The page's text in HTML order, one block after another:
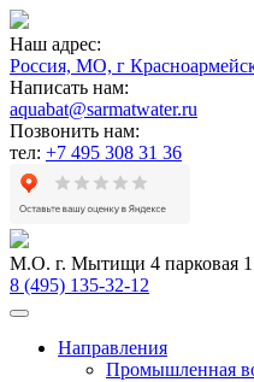
Наш адрес:
Россия, МО, г
Написать нам:
aquabat@sarmatwater.ru
Позвонить нам:
тел: +7 495 308 31 36
М.О. г. Мытищи 4 парковая
8 (495) 135-32-12
Направления
Промышленная